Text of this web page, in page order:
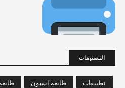
التصنيفات
تطبيقات طابعة ابسون